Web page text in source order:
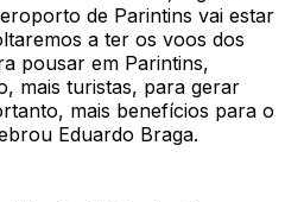
de Parintins vai estar
a ter os voos dos
pousar em Parintins,
mais turistas, para gerar
mais benefícios para o
Eduardo Braga.